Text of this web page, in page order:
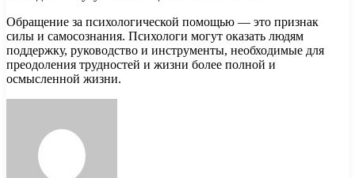
Обращение за психологической помощью — это признак
силы и самосознания. Психологи могут оказать людям
поддержку, руководство и инструменты, необходимые для
преодоления трудностей и жизни более полной и
осмысленной жизни.